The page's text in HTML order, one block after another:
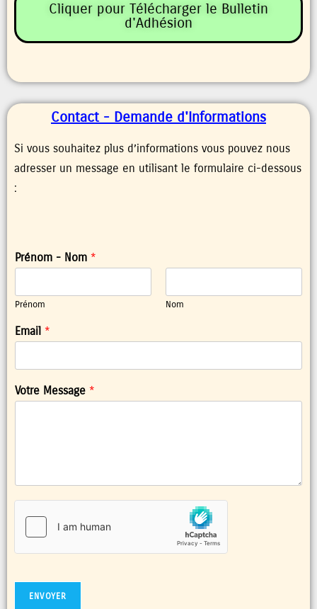
Cliquer pour Télécharger le Bulletin
d'Adhésion
Contact - Demande d'Informations
Si vous souhaitez plus d’informations vous pouvez nous
adresser un message en utilisant le formulaire ci-dessous
:
Prénom - Nom *
Prénom Nom
Email *
Votre Message *
ENVOYER